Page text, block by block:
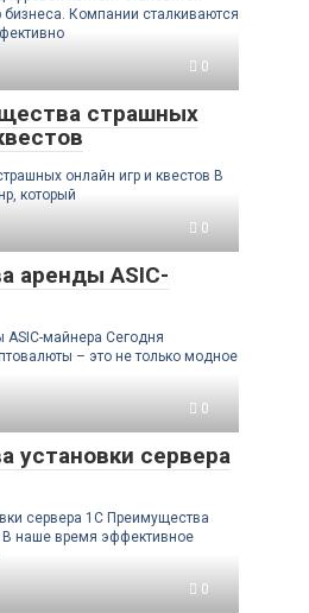
Компании сталкиваются
0
страшных
онлайн игр и квестов В
который
0
аренды ASIC-
майнера Сегодня
– это не только модное
0
установки сервера
сервера 1C Преимущества
В наше время эффективное
0